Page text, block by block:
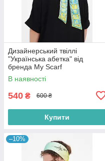
Дизайнерський твіллі
"Українська абетка" від
бренда My Scarf
В наявності
540 ₴ 600 ₴
Купити
–10%